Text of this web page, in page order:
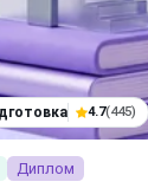
4.7(445)
Диплом